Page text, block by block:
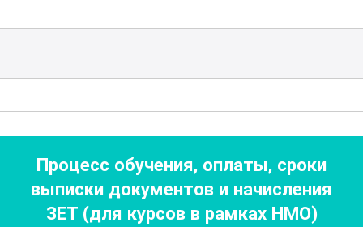
включает в себя работу с пациентами
под руководством опытных
специалистов, что помогает закрепить
теоретические знания и развить
профессиональные навыки.
Процесс обучения, оплаты, сроки
выписки документов и начисления
ЗЕТ (для курсов в рамках НМО)